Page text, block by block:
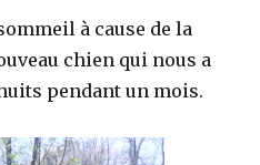
à cause de la
chien qui nous a
pendant un mois.